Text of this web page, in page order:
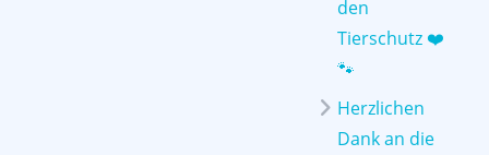
den
Tierschutz ❤️
🐾
Herzlichen
Dank an die